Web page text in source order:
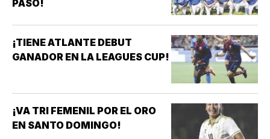
PASO!
¡TIENE ATLANTE DEBUT
GANADOR EN LA LEAGUES CUP!
¡VA TRI FEMENIL POR EL ORO
EN SANTO DOMINGO!